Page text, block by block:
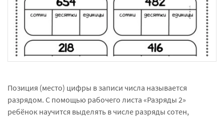
Позиция (место) цифры в записи числа называется
разрядом. С помощью рабочего листа «Разряды 2»
ребёнок научится выделять в числе разряды сотен,